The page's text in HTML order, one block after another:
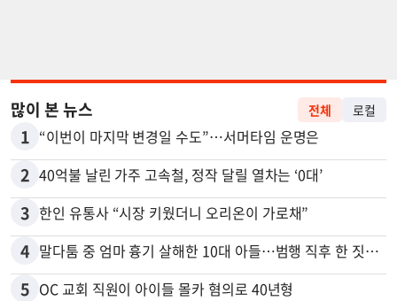
많이 본 뉴스 전체 로컬
1 “이번이 마지막 변경일 수도”…서머타임 운명은
2 40억불 날린 가주 고속철, 정작 달릴 열차는 ‘0대’
3 한인 유통사 “시장 키웠더니 오리온이 가로채”
4 말다툼 중 엄마 흉기 살해한 10대 아들…범행 직후 한 짓 충격
5 OC 교회 직원이 아이들 몰카 혐의로 40년형